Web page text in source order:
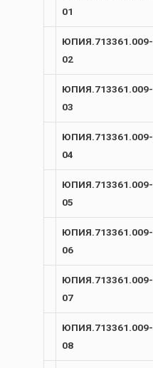
01
ЮПИЯ.713361.009-
02
ЮПИЯ.713361.009-
03
ЮПИЯ.713361.009-
04
ЮПИЯ.713361.009-
05
ЮПИЯ.713361.009-
06
ЮПИЯ.713361.009-
07
ЮПИЯ.713361.009-
08